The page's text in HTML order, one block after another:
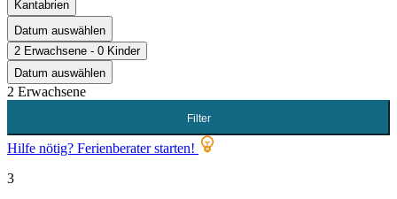
Kantabrien
Datum auswählen
2 Erwachsene - 0 Kinder
Datum auswählen
2 Erwachsene
Filter
Hilfe nötig? Ferienberater starten!
3